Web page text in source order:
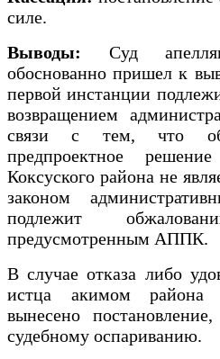
силе.
Выводы: Суд
обоснованно пришел к
первой инстанции
возвращением
связи с тем, что
предпроектное
Коксуского района не
законом
подлежит
предусмотренным АППК.
В случае отказа либо
истца акимом
вынесено
судебному оспариванию.